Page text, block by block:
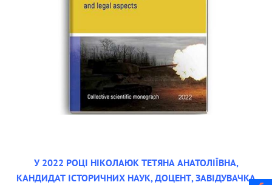
У 2022 РОЦІ НІКОЛАЮК ТЕТЯНА АНАТОЛІЇВНА,
КАНДИДАТ ІСТОРИЧНИХ НАУК, ДОЦЕНТ, ЗАВІДУВАЧКА